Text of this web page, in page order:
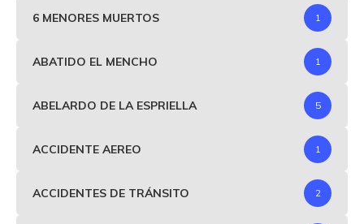
6 MENORES MUERTOS 1
ABATIDO EL MENCHO 1
ABELARDO DE LA ESPRIELLA 5
ACCIDENTE AEREO 1
ACCIDENTES DE TRÁNSITO 2